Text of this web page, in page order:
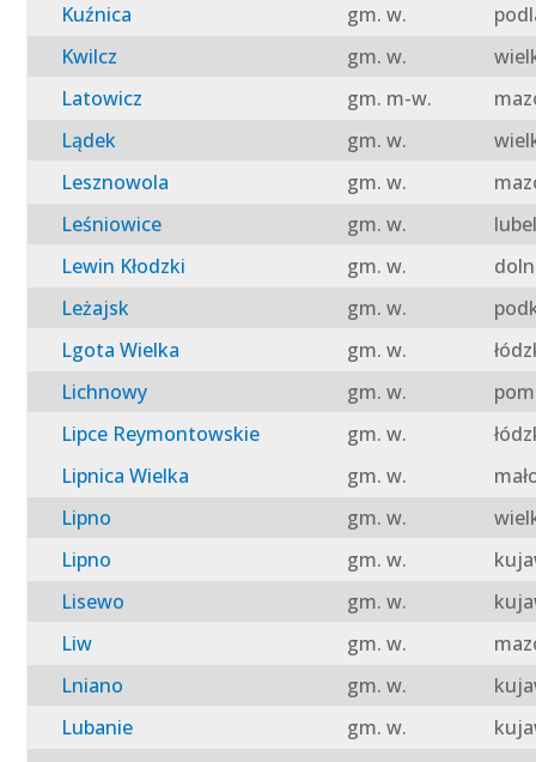
Kuźnica
gm. w.
Kwilcz
gm. w.
Latowicz
gm. m-w.
Lądek
gm. w.
Lesznowola
gm. w.
Leśniowice
gm. w.
Lewin Kłodzki
gm. w.
Leżajsk
gm. w.
Lgota Wielka
gm. w.
Lichnowy
gm. w.
Lipce Reymontowskie
gm. w.
Lipnica Wielka
gm. w.
Lipno
gm. w.
Lipno
gm. w.
Lisewo
gm. w.
Liw
gm. w.
Lniano
gm. w.
Lubanie
gm. w.